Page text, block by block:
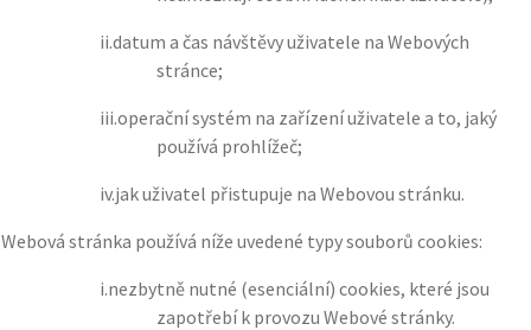
ii.datum a čas návštěvy uživatele na Webových
stránce;
iii.operační systém na zařízení uživatele a to, jaký
používá prohlížeč;
iv.jak uživatel přistupuje na Webovou stránku.
Webová stránka používá níže uvedené typy souborů cookies:
i.nezbytně nutné (esenciální) cookies, které jsou
zapotřebí k provozu Webové stránky.